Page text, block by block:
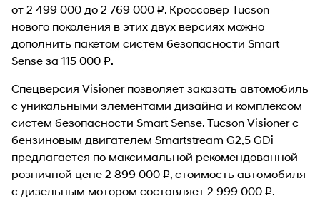
от 2 499 000 до 2 769 000 ₽. Кроссовер Tucson
нового поколения в этих двух версиях можно
дополнить пакетом систем безопасности Smart
Sense за 115 000 ₽.
Спецверсия Visioner позволяет заказать автомобиль
с уникальными элементами дизайна и комплексом
систем безопасности Smart Sense. Tucson Visioner с
бензиновым двигателем Smartstream G2,5 GDi
предлагается по максимальной рекомендованной
розничной цене 2 899 000 ₽, стоимость автомобиля
с дизельным мотором составляет 2 999 000 ₽.